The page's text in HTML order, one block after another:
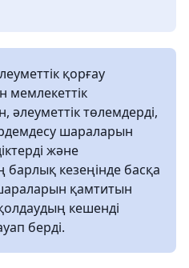
қорғау
мемлекеттік
төлемдерді,
шараларын
және
барлық кезеңінде басқа
қамтитын
кешенді
берді.